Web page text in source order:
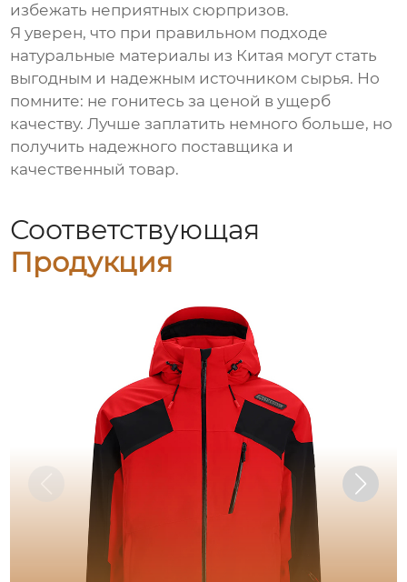
избежать неприятных сюрпризов.
Я уверен, что при правильном подходе
натуральные материалы из Китая могут стать
выгодным и надежным источником сырья. Но
помните: не гонитесь за ценой в ущерб
качеству. Лучше заплатить немного больше, но
получить надежного поставщика и
качественный товар.
Соответствующая
Продукция